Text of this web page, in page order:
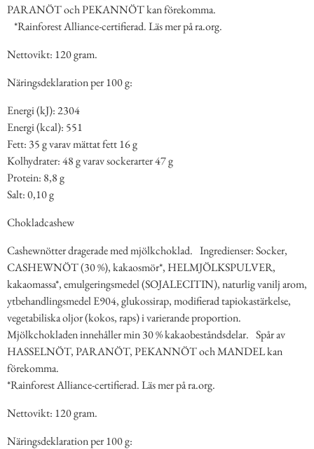
PARANÖT och PEKANNÖT kan förekomma.
*Rainforest Alliance-certifierad. Läs mer på ra.org.
Nettovikt: 120 gram.
Näringsdeklaration per 100 g:
Energi (kJ): 2304
Energi (kcal): 551
Fett: 35 g varav mättat fett 16 g
Kolhydrater: 48 g varav sockerarter 47 g
Protein: 8,8 g
Salt: 0,10 g
Chokladcashew
Cashewnötter dragerade med mjölkchoklad. Ingredienser: Socker,
CASHEWNÖT (30 %), kakaosmör*, HELMJÖLKSPULVER,
kakaomassa*, emulgeringsmedel (SOJALECITIN), naturlig vanilj arom,
ytbehandlingsmedel E904, glukossirap, modifierad tapiokastärkelse,
vegetabiliska oljor (kokos, raps) i varierande proportion.
Mjölkchokladen innehåller min 30 % kakaobeståndsdelar. Spår av
HASSELNÖT, PARANÖT, PEKANNÖT och MANDEL kan
förekomma.
*Rainforest Alliance-certifierad. Läs mer på ra.org.
Nettovikt: 120 gram.
Näringsdeklaration per 100 g: